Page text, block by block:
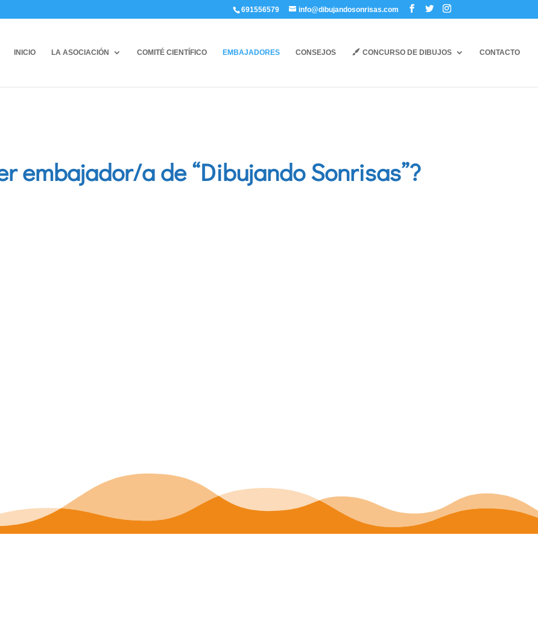
691556579 info@dibujandosonrisas.com
INICIO LA ASOCIACIÓN COMITÉ CIENTÍFICO EMBAJADORES CONSEJOS CONCURSO DE DIBUJOS CONTACTO
embajador/a de “Dibujando Sonrisas”?